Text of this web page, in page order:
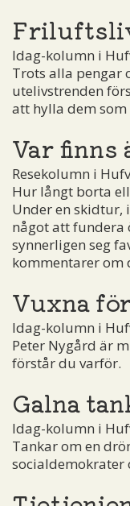
Idag-kolumn i
Trots alla pengar
utelivstrenden
att hylla dem
Var finns
Resekolumn i
Hur långt borta
Under en skidtur,
något att fundera
synnerligen seg
kommentarer om
Vuxna
Idag-kolumn i
Peter Nygård är
förstår du varför.
Galna
Idag-kolumn i
Tankar om en
socialdemokrater